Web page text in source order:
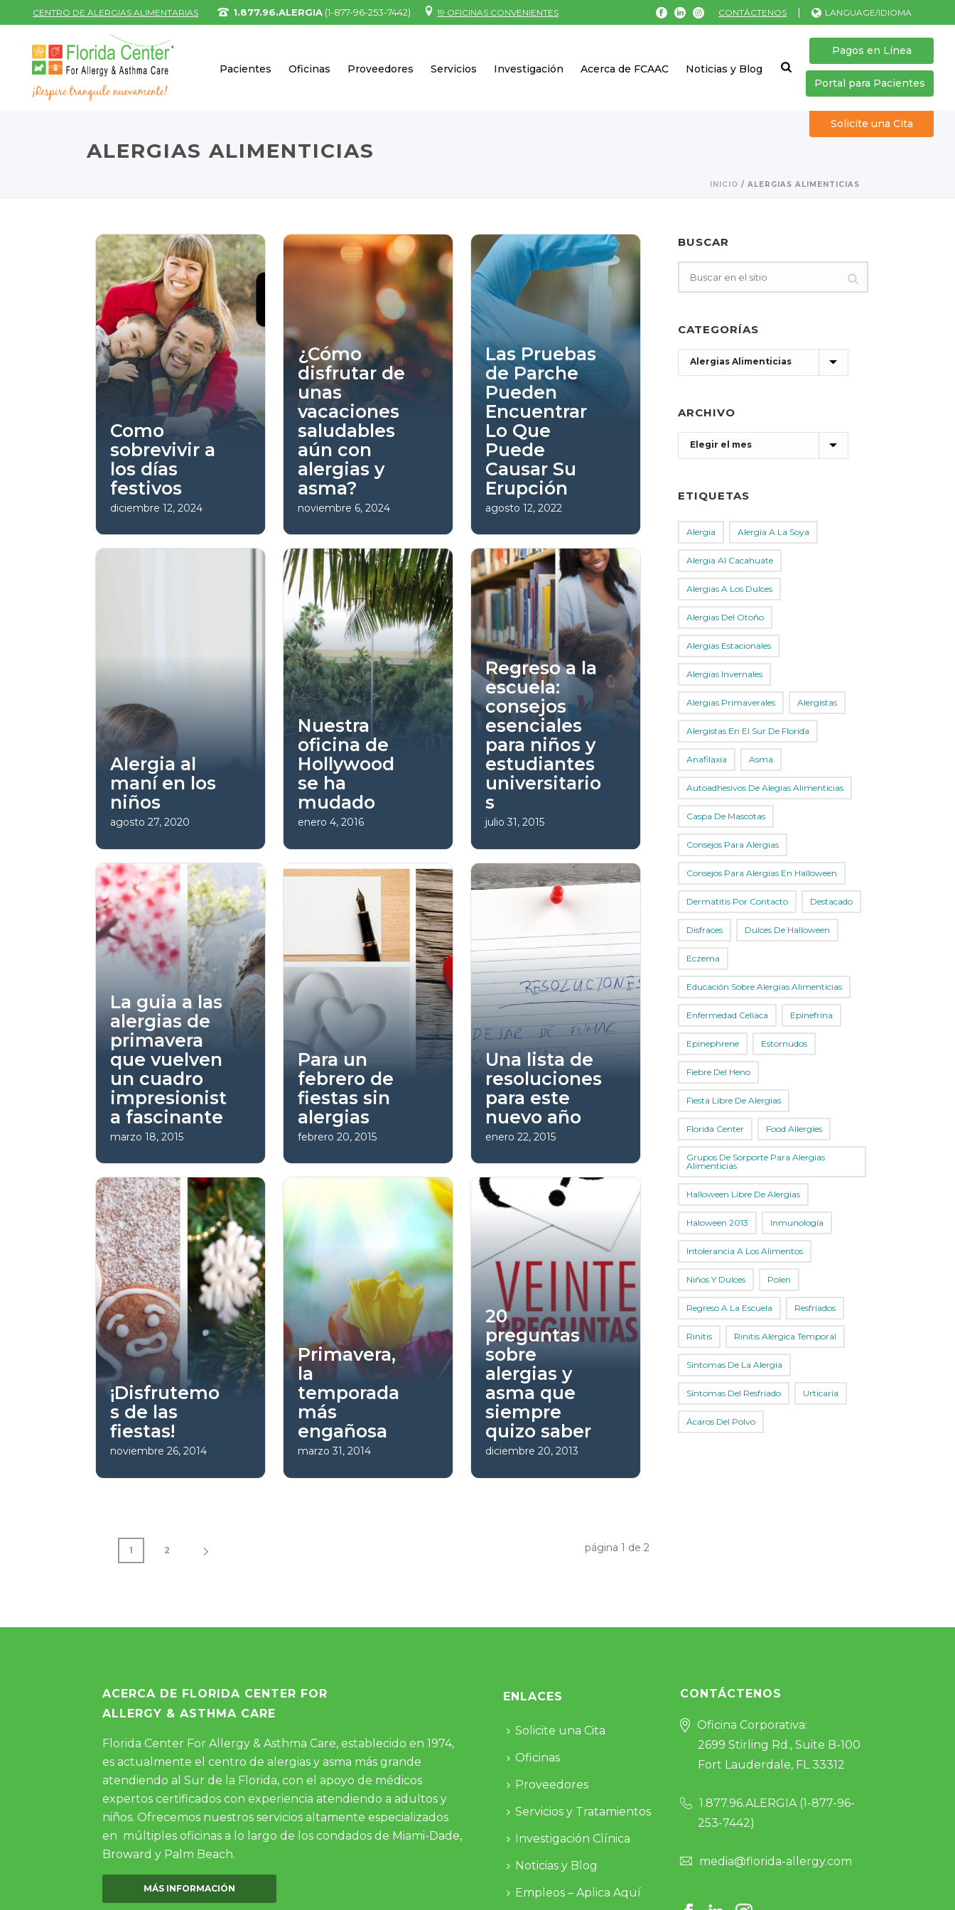
CENTRO DE ALERGIAS ALIMENTARIAS 1.877.96.ALERGIA (1-877-96-253-7442) LANGUAGE/IDIOMA
CONTÁCTENOS |
19 OFICINAS CONVENIENTES
Portal para Pacientes
Pagos en Línea
Solicite una Cita
Pacientes Oficinas Proveedores Servicios Investigación Acerca de FCAAC Noticias y Blog
ALERGIAS ALIMENTICIAS
INICIO / ALERGIAS ALIMENTICIAS
Como
sobrevivir a
los días
festivos
diciembre 12, 2024
¿Cómo
disfrutar de
unas
vacaciones
saludables
aún con
alergias y
asma?
noviembre 6, 2024
Las Pruebas
de Parche
Pueden
Encuentrar
Lo Que
Puede
Causar Su
Erupción
agosto 12, 2022
Alergia al
maní en los
niños
agosto 27, 2020
Nuestra
oficina de
Hollywood
se ha
mudado
enero 4, 2016
Regreso a la
escuela:
consejos
esenciales
para niños y
estudiantes
universitario
s
julio 31, 2015
La guia a las
alergias de
primavera
que vuelven
un cuadro
impresionist
a fascinante
marzo 18, 2015
Para un
febrero de
fiestas sin
alergias
febrero 20, 2015
Una lista de
resoluciones
para este
nuevo año
enero 22, 2015
¡Disfrutemo
s de las
fiestas!
noviembre 26, 2014
Primavera,
la
temporada
más
engañosa
marzo 31, 2014
20
preguntas
sobre
alergias y
asma que
siempre
quizo saber
diciembre 20, 2013
1 2 página1 de2
BUSCAR
CATEGORÍAS
Categorías
ARCHIVO
Archivo
ETIQUETAS
Alergia Alergia A La Soya
Alergia Al Cacahuate
Alergias A Los Dulces
Alergias Del Otoño
Alergias Estacionales
Alergias Invernales
Alergias Primaverales Alergistas
Alergistas En El Sur De Florida
Anafilaxia Asma
Autoadhesivos De Alegias Alimenticias
Caspa De Mascotas
Consejos Para Alergias
Consejos Para Alergias En Halloween
Dermatitis Por Contacto Destacado
Disfraces Dulces De Halloween
Eczema
Educación Sobre Alergias Alimenticias
Enfermedad Celíaca Epinefrina
Epinephrene Estornudos
Fiebre Del Heno
Fiesta Libre De Alergias
Florida Center Food Allergies
Grupos De Sorporte Para Alergias
Alimenticias
Halloween Libre De Alergias
Haloween 2013 Inmunología
Intolerancia A Los Alimentos
Niños Y Dulces Polen
Regreso A La Escuela Resfriados
Rinitis Rinitis Alérgica Temporal
Síntomas De La Alergia
Síntomas Del Resfriado Urticaria
Ácaros Del Polvo
ACERCA DE FLORIDA CENTER FOR
ALLERGY & ASTHMA CARE
Florida Center For Allergy & Asthma Care, establecido en 1974,
es actualmente el centro de alergias y asma más grande
atendiendo al Sur de la Florida, con el apoyo de médicos
expertos certificados con experiencia atendiendo a adultos y
niños. Ofrecemos nuestros servicios altamente especializados
en múltiples oficinas a lo largo de los condados de Miami-Dade,
Broward y Palm Beach.
MÁS INFORMACIÓN
ENLACES
Solicite una Cita
Oficinas
Proveedores
Servicios y Tratamientos
Investigación Clínica
Noticias y Blog
Empleos – Aplica Aquí
CONTÁCTENOS
Oficina Corporativa:
2699 Stirling Rd., Suite B-100
Fort Lauderdale, FL 33312
1.877.96.ALERGIA (1-877-96-
253-7442)
media@florida-allergy.com